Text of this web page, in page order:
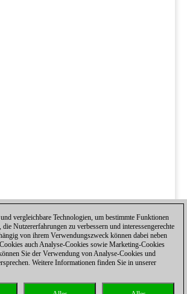
vergleichbare Technologien, um bestimmte Funktionen
Nutzererfahrungen zu verbessern und interessengerechte
von ihrem Verwendungszweck können dabei neben
auch Analyse-Cookies sowie Marketing-Cookies
Sie der Verwendung von Analyse-Cookies und
Weitere Informationen finden Sie in unserer